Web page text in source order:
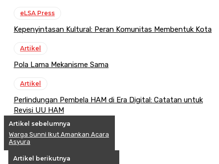
eLSA Press
Kepenyintasan Kultural: Peran Komunitas Membentuk Kota
Artikel
Pola Lama Mekanisme Sama
Artikel
Perlindungan Pembela HAM di Era Digital: Catatan untuk
Revisi UU HAM
Artikel sebelumnya
Warga Sunni Ikut Amankan Acara
Asyura
Artikel berikutnya